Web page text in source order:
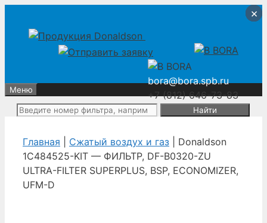
содержимому
содержимому
bora@bora.spb.ru
+7 (812) 646-73-83
Меню
Поиск:
Главная Сжатый воздух и газ | Donaldson
1C484525-KIT — ФИЛЬТР, DF-B0320-ZU
ULTRA-FILTER SUPERPLUS, BSP, ECONOMIZER,
UFM-D
×
×
×
×